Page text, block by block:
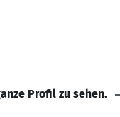
Profil zu sehen.